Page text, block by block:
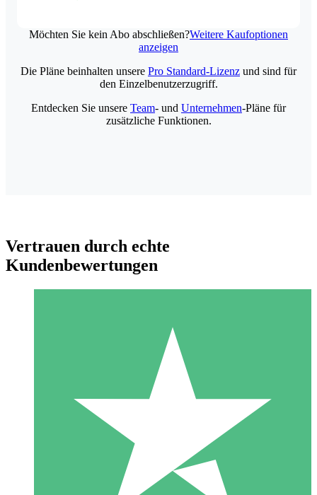
Möchten Sie kein Abo abschließen?Weitere Kaufoptionen
anzeigen
Individuelle Credit-Pakete
Zahlen Sie nach Bedarf mit Download-Credits. Keine
monatliche Verpflichtung erforderlich.
10 00
Die Pläne beinhalten unsere Pro Standard-Lizenz und sind für
den Einzelbenutzerzugriff.
Entdecken Sie unsere Team- und Unternehmen-Pläne für
zusätzliche Funktionen.
Vertrauen durch echte
Kundenbewertungen